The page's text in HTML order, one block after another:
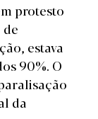
protesto
estava
90%. O
da